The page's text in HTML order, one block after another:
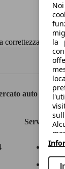
correttezza dei
auto
Servizi
la